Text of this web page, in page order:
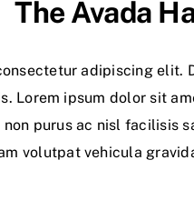
The Avada
adipiscing elit.
Lorem ipsum dolor sit
purus ac nisl facilisis
volutpat vehicula